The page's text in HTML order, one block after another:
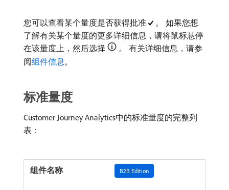
您可以查看某个量度是否获得批准
。 如果您想
了解有关某个量度的更多详细信息，请将鼠标悬停
在该量度上，然后选择
。 有关详细信息，请参
阅组件信息。
标准量度
Customer Journey Analytics中的标准量度的完整列
表：
B2B Edition